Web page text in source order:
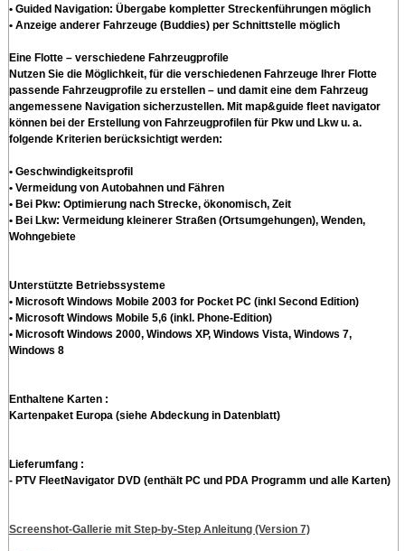
• Guided Navigation: Übergabe kompletter Streckenführungen möglich
• Anzeige anderer Fahrzeuge (Buddies) per Schnittstelle möglich
Eine Flotte – verschiedene Fahrzeugprofile
Nutzen Sie die Möglichkeit, für die verschiedenen Fahrzeuge Ihrer Flotte
passende Fahrzeugprofile zu erstellen – und damit eine dem Fahrzeug
angemessene Navigation sicherzustellen. Mit map&guide fleet navigator
können bei der Erstellung von Fahrzeugprofilen für Pkw und Lkw u. a.
folgende Kriterien berücksichtigt werden:
• Geschwindigkeitsprofil
• Vermeidung von Autobahnen und Fähren
• Bei Pkw: Optimierung nach Strecke, ökonomisch, Zeit
• Bei Lkw: Vermeidung kleinerer Straßen (Ortsumgehungen), Wenden,
Wohngebiete
Unterstützte Betriebssysteme
• Microsoft Windows Mobile 2003 for Pocket PC (inkl Second Edition)
• Microsoft Windows Mobile 5,6 (inkl. Phone-Edition)
• Microsoft Windows 2000, Windows XP, Windows Vista, Windows 7,
Windows 8
Enthaltene Karten :
Kartenpaket Europa (siehe Abdeckung in Datenblatt)
Lieferumfang :
- PTV FleetNavigator DVD (enthält PC und PDA Programm und alle Karten)
Screenshot-Gallerie mit Step-by-Step Anleitung (Version 7)